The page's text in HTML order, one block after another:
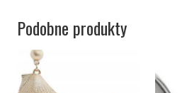
Podobne produkty